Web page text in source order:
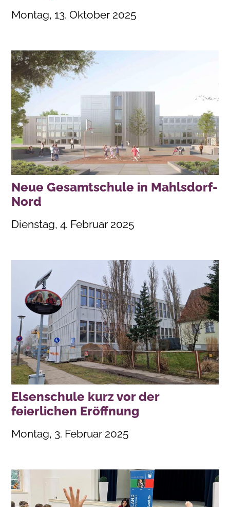
Montag, 13. Oktober 2025
Neue Gesamtschule in Mahlsdorf-
Nord
Dienstag, 4. Februar 2025
Elsenschule kurz vor der
feierlichen Eröffnung
Montag, 3. Februar 2025